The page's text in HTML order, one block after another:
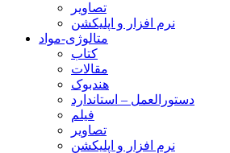
تصاویر
نرم افزار و اپلیکشن
متالوژی-مواد
کتاب
مقالات
هندبوک
دستورالعمل – استاندارد
فیلم
تصاویر
نرم افزار و اپلیکشن